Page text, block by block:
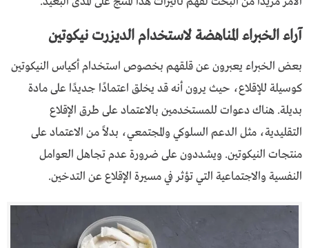
آراء الخبراء المناهضة لاستخدام الديزرت نيكوتين
بعض الخبراء يعبرون عن قلقهم بخصوص استخدام أكياس النيكوتين
كوسيلة للإقلاع، حيث يرون أنه قد يخلق اعتمادًا جديدًا على مادة
بديلة. هناك دعوات للمستخدمين بالاعتماد على طرق الإقلاع
التقليدية، مثل الدعم السلوكي والمجتمعي، بدلاً من الاعتماد على
منتجات النيكوتين. ويشددون على ضرورة عدم تجاهل العوامل
النفسية والاجتماعية التي تؤثر في مسيرة الإقلاع عن التدخين.